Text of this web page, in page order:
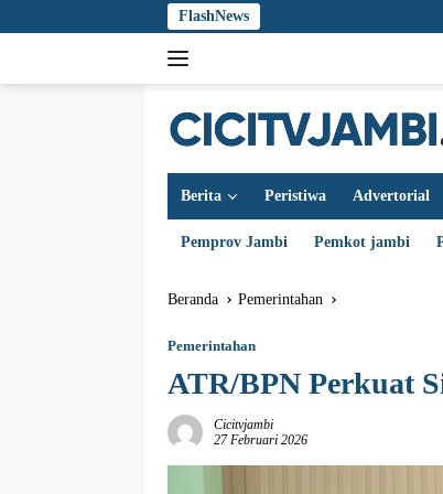
ke
FlashNews
Berita Peristiwa Advertorial
Pemprov Jambi Pemkot jambi
Beranda Pemerintahan
Pemerintahan
ATR/BPN Perkuat
Cicitvjambi
27 Februari 2026